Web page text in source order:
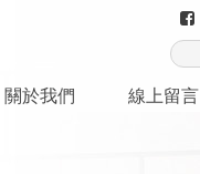
關於我們 線上留言